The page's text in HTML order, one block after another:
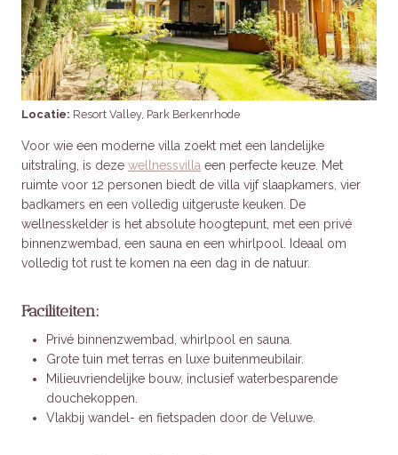
Locatie: Resort Valley, Park Berkenrhode
Voor wie een moderne villa zoekt met een landelijke
uitstraling, is deze wellnessvilla een perfecte keuze. Met
ruimte voor 12 personen biedt de villa vijf slaapkamers, vier
badkamers en een volledig uitgeruste keuken. De
wellnesskelder is het absolute hoogtepunt, met een privé
binnenzwembad, een sauna en een whirlpool. Ideaal om
volledig tot rust te komen na een dag in de natuur.
Faciliteiten:
Privé binnenzwembad, whirlpool en sauna.
Grote tuin met terras en luxe buitenmeubilair.
Milieuvriendelijke bouw, inclusief waterbesparende
douchekoppen.
Vlakbij wandel- en fietspaden door de Veluwe.